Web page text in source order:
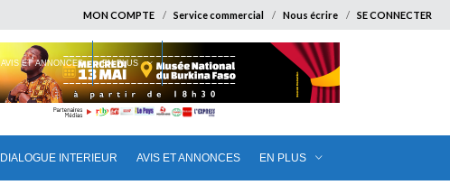
MON COMPTE Service commercial Nous écrire SE CONNECTER
DIALOGUE INTERIEUR AVIS ET ANNONCES EN PLUS
AVIS ET ANNONCES EN PLUS